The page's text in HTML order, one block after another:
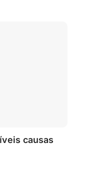
causas